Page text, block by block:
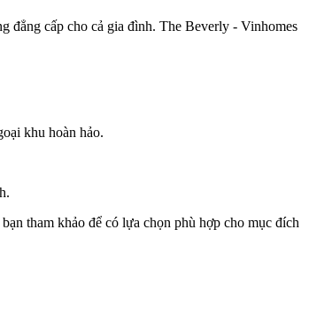
đẳng cấp cho cả gia đình. The Beverly - Vinhomes
khu hoàn hảo.
tham khảo để có lựa chọn phù hợp cho mục đích